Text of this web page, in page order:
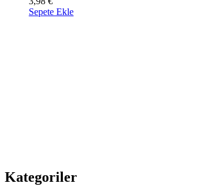
Sepete Ekle
Kategoriler